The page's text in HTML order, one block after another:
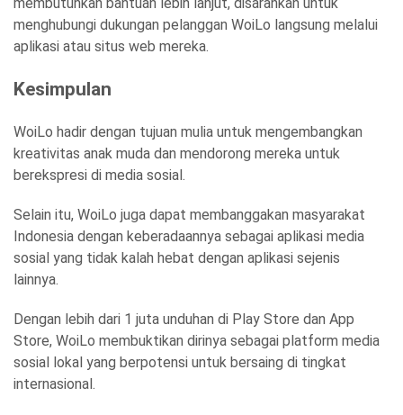
menghubungi dukungan pelanggan WoiLo langsung melalui
aplikasi atau situs web mereka.
Kesimpulan
WoiLo hadir dengan tujuan mulia untuk mengembangkan
kreativitas anak muda dan mendorong mereka untuk
berekspresi di media sosial.
Selain itu, WoiLo juga dapat membanggakan masyarakat
Indonesia dengan keberadaannya sebagai aplikasi media
sosial yang tidak kalah hebat dengan aplikasi sejenis
lainnya.
Dengan lebih dari 1 juta unduhan di Play Store dan App
Store, WoiLo membuktikan dirinya sebagai platform media
sosial lokal yang berpotensi untuk bersaing di tingkat
internasional.